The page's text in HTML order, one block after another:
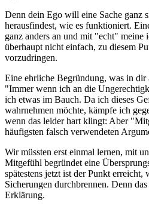
Denn dein Ego will eine Sache ganz
herausfindest, wie es funktioniert.
ganz anders an und mit "echt"
überhaupt nicht einfach, zu diesem
vorzudringen.
Eine ehrliche Begründung, was in
"Immer wenn ich an die
ich etwas im Bauch. Da ich dieses
wahrnehmen möchte, kämpfe ich
wenn das leider hart klingt: Aber
häufigsten falsch verwendeten
Wir müssten erst einmal lernen, mit
Mitgefühl begründet eine
spätestens jetzt ist der Punkt erreicht,
Sicherungen durchbrennen. Denn
Erklärung.